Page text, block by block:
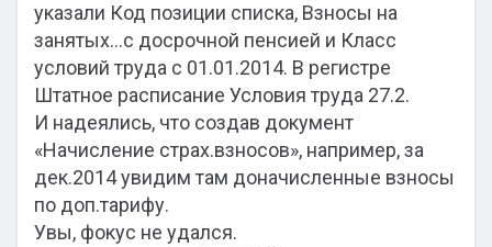
указали Код позиции списка, Взносы на
занятых…с досрочной пенсией и Класс
условий труда с 01.01.2014. В регистре
Штатное расписание Условия труда 27.2.
И надеялись, что создав документ
«Начисление страх.взносов», например, за
дек.2014 увидим там доначисленные взносы
по доп.тарифу.
Увы, фокус не удался.